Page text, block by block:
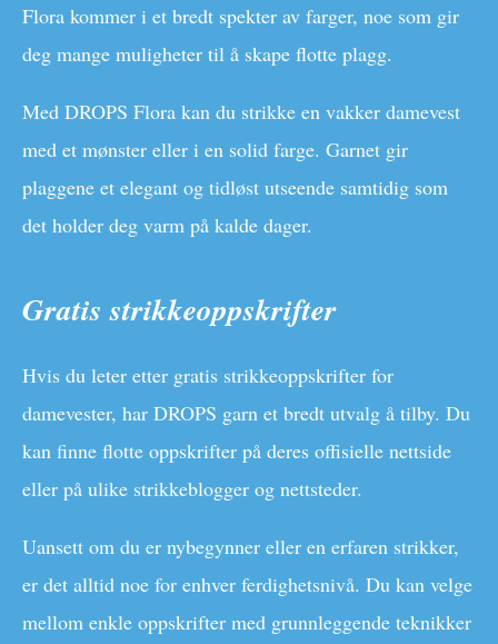
Flora kommer i et bredt spekter av farger, noe som gir
deg mange muligheter til å skape flotte plagg.
Med DROPS Flora kan du strikke en vakker damevest
med et mønster eller i en solid farge. Garnet gir
plaggene et elegant og tidløst utseende samtidig som
det holder deg varm på kalde dager.
Gratis strikkeoppskrifter
Hvis du leter etter gratis strikkeoppskrifter for
damevester, har DROPS garn et bredt utvalg å tilby. Du
kan finne flotte oppskrifter på deres offisielle nettside
eller på ulike strikkeblogger og nettsteder.
Uansett om du er nybegynner eller en erfaren strikker,
er det alltid noe for enhver ferdighetsnivå. Du kan velge
mellom enkle oppskrifter med grunnleggende teknikker